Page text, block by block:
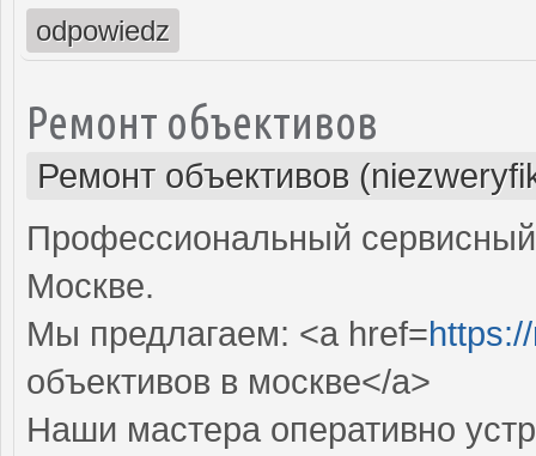
odpowiedz
Ремонт объективов
Ремонт объективов
Профессиональный
Москве.
Мы предлагаем: <a href=
объективов в москве</a>
Наши мастера оперативно